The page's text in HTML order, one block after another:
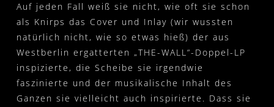
Auf jeden Fall weiß sie nicht, wie oft sie schon
als Knirps das Cover und Inlay (wir wussten
natürlich nicht, wie so etwas hieß) der aus
Westberlin ergatterten „THE-WALL“-Doppel-LP
inspizierte, die Scheibe sie irgendwie
faszinierte und der musikalische Inhalt des
Ganzen sie vielleicht auch inspirierte. Dass sie